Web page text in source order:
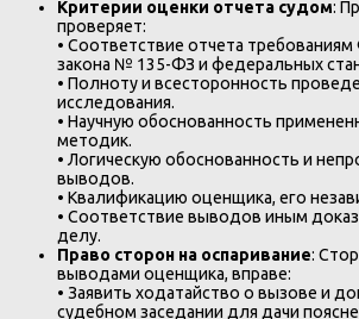
Критерии оценки отчета судом:
проверяет:
• Соответствие отчета
закона № 135-ФЗ и федеральных
• Полноту и всесторонность
исследования.
• Научную обоснованность
методик.
• Логическую обоснованность и
выводов.
• Квалификацию оценщика, его
• Соответствие выводов иным
делу.
Право сторон на оспаривание:
выводами оценщика, вправе:
• Заявить ходатайство о вызове и
судебном заседании для дачи